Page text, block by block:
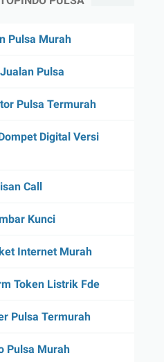
Pulsa Murah
Pulsa
Pulsa Termurah
Digital Versi
Call
Kunci
Internet Murah
Token Listrik Fde
Pulsa Termurah
Pulsa Murah